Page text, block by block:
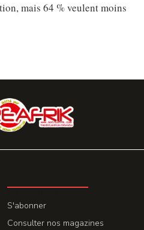
mais 64 % veulent moins
S'abonner
Consulter nos magazines